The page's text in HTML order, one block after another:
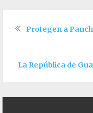
Protegen a
La República de